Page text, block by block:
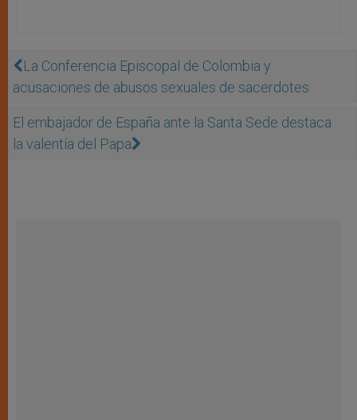
La Conferencia Episcopal de Colombia y
acusaciones de abusos sexuales de sacerdotes
El embajador de España ante la Santa Sede destaca
la valentía del Papa